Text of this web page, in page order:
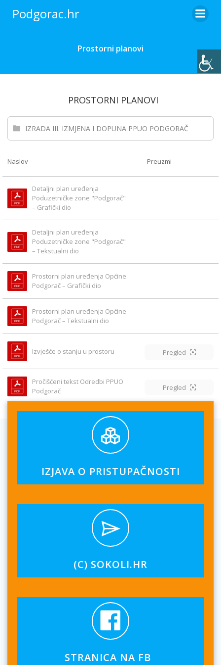
Podgorac.hr
Prostorni planovi
PROSTORNI PLANOVI
IZRADA III. IZMJENA I DOPUNA PPUO PODGORAČ
Naslov Preuzmi
Detaljni plan uređenja
Poduzetničke zone "Podgorač"
– Grafički dio
Detaljni plan uređenja
Poduzetničke zone "Podgorač"
– Tekstualni dio
Prostorni plan uređenja Općine
Podgorač – Grafički dio
Prostorni plan uređenja Općine
Podgorač – Tekstualni dio
Izvješće o stanju u prostoru Pregled
Pročišćeni tekst Odredbi PPUO
Podgorač
Pregled
IZJAVA O PRISTUPAČNOSTI
(C) SOKOLI.HR
STRANICA NA FB